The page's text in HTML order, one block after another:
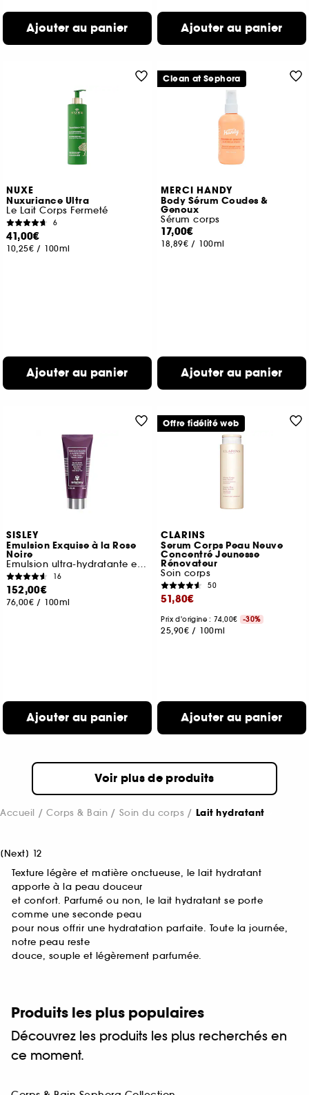
Ajouter au panier Ajouter au panier
NUXE
Nuxuriance Ultra
Le Lait Corps Fermeté
6
41,00€
10,25€ / 100ml
Ajouter au panier
MERCI HANDY
Body Sérum Coudes &
Genoux
Sérum corps
17,00€
18,89€ / 100ml
Ajouter au panier
Clean at Sephora
SISLEY
Emulsion Exquise à la Rose
Noire
Emulsion ultra-hydratante et sublimatrice
16
152,00€
76,00€ / 100ml
Ajouter au panier
CLARINS
Serum Corps Peau Neuve
Concentré Jeunesse
Rénovateur
Soin corps
50
51,80€
Prix d'origine : 74,00€ -30%
25,90€ / 100ml
Ajouter au panier
Offre fidélité web
Voir plus de produits
Accueil Corps & Bain Soin du corps Lait hydratant
[Next] 12
Texture légère et matière onctueuse, le lait hydratant
apporte à la peau douceur
et confort. Parfumé ou non, le lait hydratant se porte
comme une seconde peau
pour nous offrir une hydratation parfaite. Toute la journée,
notre peau reste
douce, souple et légèrement parfumée.
Produits les plus populaires
Découvrez les produits les plus recherchés en
ce moment.